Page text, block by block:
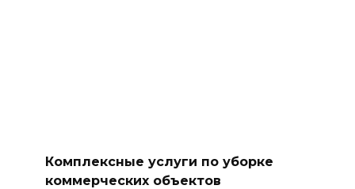
Комплексные услуги по уборке
коммерческих объектов